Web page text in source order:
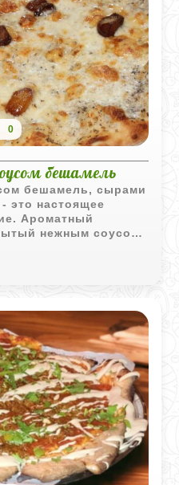
0
бешамель
бешамель, сырами
это настоящее
Ароматный
нежным соусом
изысканными
штрихом – богатым